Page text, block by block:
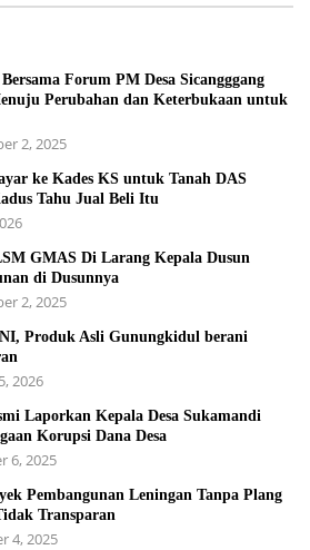
Forum PM Desa Sicangggang
Perubahan dan Keterbukaan untuk
2, 2025
ke Kades KS untuk Tanah DAS
Tahu Jual Beli Itu
GMAS Di Larang Kepala Dusun
di Dusunnya
2, 2025
Produk Asli Gunungkidul berani
2026
Laporkan Kepala Desa Sukamandi
Korupsi Dana Desa
6, 2025
Pembangunan Leningan Tanpa Plang
Transparan
4, 2025